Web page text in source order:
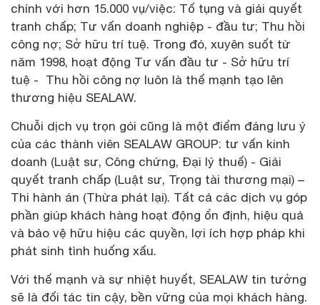
chính với hơn 15.000 vụ/việc: Tố tụng và giải quyết
tranh chấp; Tư vấn doanh nghiệp - đầu tư; Thu hồi
công nợ; Sở hữu trí tuệ. Trong đó, xuyên suốt từ
năm 1998, hoạt động Tư vấn đầu tư - Sở hữu trí
tuệ - Thu hồi công nợ luôn là thế mạnh tạo lên
thương hiệu SEALAW.
Chuỗi dịch vụ trọn gói cũng là một điểm đáng lưu ý
của các thành viên SEALAW GROUP: tư vấn kinh
doanh (Luật sư, Công chứng, Đại lý thuế) - Giải
quyết tranh chấp (Luật sư, Trọng tài thương mại) –
Thi hành án (Thừa phát lại). Tất cả các dịch vụ góp
phần giúp khách hàng hoạt động ổn định, hiệu quả
và bảo vệ hữu hiệu các quyền, lợi ích hợp pháp khi
phát sinh tình huống xấu.
Với thế mạnh và sự nhiệt huyết, SEALAW tin tưởng
sẽ là đối tác tin cậy, bền vững của mọi khách hàng.